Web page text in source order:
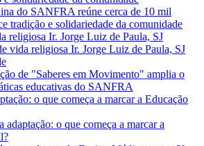
do SANFRA reúne cerca de 10 mil
tradição e solidariedade da comunidade
vida religiosa Ir. Jorge Luiz de Paula, SJ
de "Saberes em Movimento" amplia o
educativas do SANFRA
adaptação: o que começa a marcar a